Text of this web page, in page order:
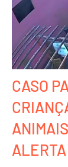
CASO
ALERTA